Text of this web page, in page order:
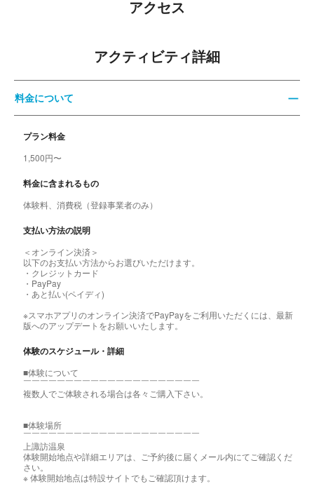
アクセス
アクティビティ詳細
料金について
プラン料金
1,500円〜
料金に含まれるもの
体験料、消費税（登録事業者のみ）
支払い方法の説明
＜オンライン決済＞
以下のお支払い方法からお選びいただけます。
・クレジットカード
・PayPay
・あと払い(ペイディ)
※スマホアプリのオンライン決済でPayPayをご利用いただくには、最新
版へのアップデートをお願いいたします。
体験のスケジュール・詳細
■体験について
￣￣￣￣￣￣￣￣￣￣￣￣￣￣￣￣￣￣￣￣￣
複数人でご体験される場合は各々ご購入下さい。
■体験場所
￣￣￣￣￣￣￣￣￣￣￣￣￣￣￣￣￣￣￣￣￣
上諏訪温泉
体験開始地点や詳細エリアは、ご予約後に届くメール内にてご確認くだ
さい。
※ 体験開始地点は特設サイトでもご確認頂けます。